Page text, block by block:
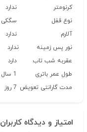
کرنومتر
ندارد
نوع قفل
سگکی
آلارم
ندارد
نور پس زمینه
ندارد
عقربه شب تاب
دارد
طول عمر باتری
مدت گارانتی تعویض
امتیاز و دیدگاه کاربران